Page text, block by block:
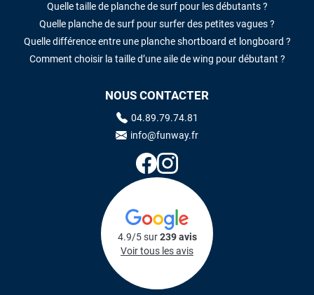
Quelle taille de planche de surf pour les débutants ?
Quelle planche de surf pour surfer des petites vagues ?
Quelle différence entre une planche shortboard et longboard ?
Comment choisir la taille d’une aile de wing pour débutant ?
NOUS CONTACTER
04.89.79.74.81
info@funway.fr
4.9/5 sur239 avis
Voir tous les avis